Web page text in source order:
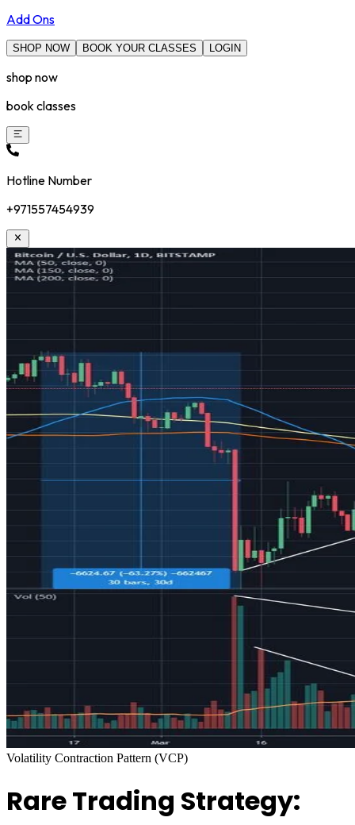
Add Ons
SHOP NOW BOOK YOUR CLASSES LOGIN
shop now
book classes
Hotline Number
+971557454939
Volatility Contraction Pattern (VCP)
Rare Trading Strategy: